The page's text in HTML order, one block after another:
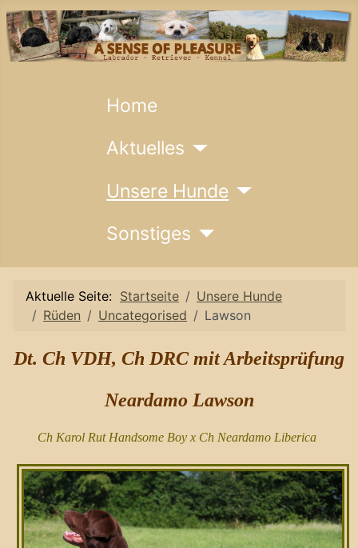
Home
Aktuelles
Unsere Hunde
Sonstiges
Aktuelle Seite: Startseite
Unsere Hunde
Rüden
Uncategorised Lawson
Dt. Ch VDH, Ch DRC mit Arbeitsprüfung
Neardamo Lawson
Ch Karol Rut Handsome Boy x Ch Neardamo Liberica